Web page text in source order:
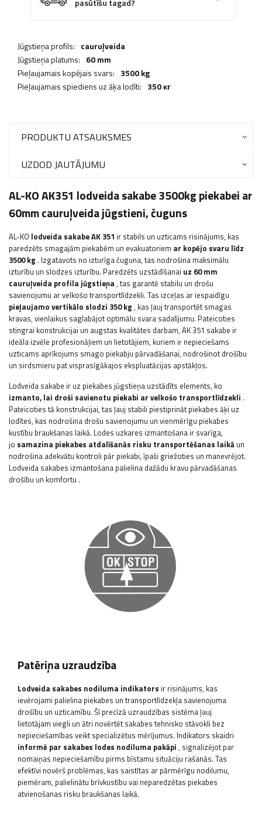
pasūtīšu tagad?
Jūgstieņa profils: cauruļveida
Jūgstieņa platums: 60 mm
Pieļaujamais kopējais svars: 3500 kg
Pieļaujamais spiediens uz āķa lodīti: 350 кг
PRODUKTU ATSAUKSMES
UZDOD JAUTĀJUMU
AL-KO AK351 lodveida sakabe 3500kg piekabei ar
60mm cauruļveida jūgstieni, čuguns
AL-KO lodveida sakabe AK 351 ir stabils un uzticams risinājums, kas
paredzēts smagajām piekabēm un evakuatoriem ar kopējo svaru līdz
3500 kg . Izgatavots no izturīga čuguna, tas nodrošina maksimālu
izturību un slodzes izturību. Paredzēts uzstādīšanai uz 60 mm
cauruļveida profila jūgstieņa, tas garantē stabilu un drošu
savienojumu ar velkošo transportlīdzekli. Tas izceļas ar iespaidīgu
pieļaujamo vertikālo slodzi 350 kg , kas ļauj transportēt smagas
kravas, vienlaikus saglabājot optimālu svara sadalījumu. Pateicoties
stingrai konstrukcijai un augstas kvalitātes darbam, AK 351 sakabe ir
ideāla izvēle profesionāļiem un lietotājiem, kuriem ir nepieciešams
uzticams aprīkojums smago piekabju pārvadāšanai, nodrošinot drošību
un sirdsmieru pat visprasīgākajos ekspluatācijas apstākļos.
Lodveida sakabe ir uz piekabes jūgstieņa uzstādīts elements, ko
izmanto, lai droši savienotu piekabi ar velkošo transportlīdzekli .
Pateicoties tā konstrukcijai, tas ļauj stabili piestiprināt piekabes āķi uz
lodītes, kas nodrošina drošu savienojumu un vienmērīgu piekabes
kustību braukšanas laikā. Lodes uzkares izmantošana ir svarīga,
jo samazina piekabes atdalīšanās risku transportēšanas laikā un
nodrošina adekvātu kontroli pār piekabi, īpaši griežoties un manevrējot.
Lodveida sakabes izmantošana palielina dažādu kravu pārvadāšanas
drošību un komfortu .
Patēriņa uzraudzība
Lodveida sakabes nodiluma indikators ir risinājums, kas
ievērojami palielina piekabes un transportlīdzekļa savienojuma
drošību un uzticamību. Šī precīzā uzraudzības sistēma ļauj
lietotājam viegli un ātri novērtēt sakabes tehnisko stāvokli bez
nepieciešamības veikt specializētus mērījumus. Indikators skaidri
informē par sakabes lodes nodiluma pakāpi , signalizējot par
nomaiņas nepieciešamību pirms bīstamu situāciju rašanās. Tas
efektīvi novērš problēmas, kas saistītas ar pārmērīgu nodilumu,
piemēram, palielinātu brīvkustību vai neparedzētas piekabes
atvienošanas risku braukšanas laikā.